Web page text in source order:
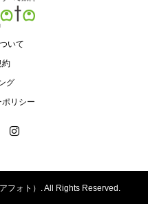
いて
約
グ
リシー
フォト）. All Rights Reserved.